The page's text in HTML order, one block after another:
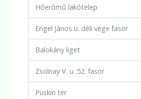
Hőerőmű lakótelep
Engel János u. déli vége fasor
Balokány liget
Zsolnay V. u. 52. fasor
Puskin tér